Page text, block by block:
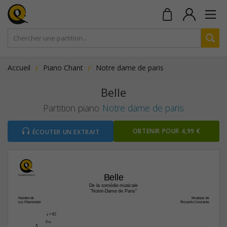
Accueil Piano Chant Notre dame de paris
Belle
Partition piano Notre dame de paris
ÉCOUTER UN EXTRAIT OBTENIR POUR 4,99 €
Belle
Paroles de
Luc Plamondon
Musique de
Riccardo Cocciante
D‹
q = 82
De la comédie musicale
"Notre-Dame de Paris"